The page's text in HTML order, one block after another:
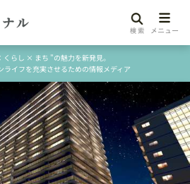
らし × まち "の魅力を新発見。
ライフを充実させるための情報メディア